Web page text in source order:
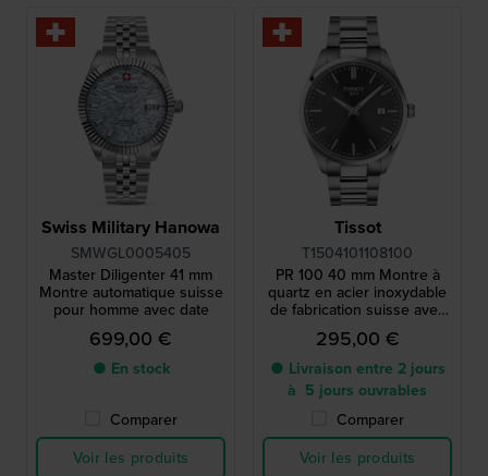
Swiss Military Hanowa
SMWGL0005405
Master Diligenter 41 mm
Montre automatique suisse
pour homme avec date
699,00 €
● En stock
Comparer
Voir les produits
Tissot
T1504101108100
PR 100 40 mm Montre à
quartz en acier inoxydable
de fabrication suisse avec
date
295,00 €
● Livraison entre 2 jours
à 5 jours ouvrables
Comparer
Voir les produits